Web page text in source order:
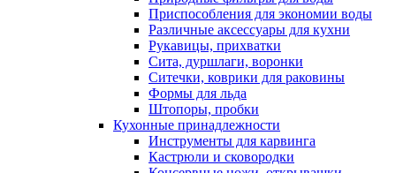
Приспособления для экономии воды
Различные аксессуары для кухни
Рукавицы, прихватки
Сита, дуршлаги, воронки
Ситечки, коврики для раковины
Формы для льда
Штопоры, пробки
Кухонные принадлежности
Инструменты для карвинга
Кастрюли и сковородки